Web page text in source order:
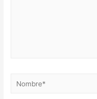
Nombre*